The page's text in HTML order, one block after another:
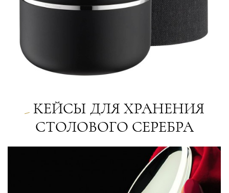
КЕЙСЫ ДЛЯ ХРАНЕНИЯ
СТОЛОВОГО СЕРЕБРА